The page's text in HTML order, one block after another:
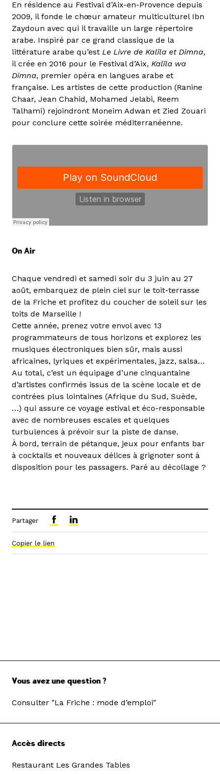
En résidence au Festival d’Aix-en-Provence depuis
2009, il fonde le chœur amateur multiculturel Ibn
Zaydoun avec qui il travaille un large répertoire
arabe. Inspiré par ce grand classique de la
littérature arabe qu’est Le Livre de Kalîla et Dimna,
il crée en 2016 pour le Festival d’Aix, Kalîla wa
Dimna, premier opéra en langues arabe et
française. Les artistes de cette production (Ranine
Chaar, Jean Chahid, Mohamed Jelabi, Reem
Talhami) rejoindront Moneim Adwan et Zied Zouari
pour conclure cette soirée méditerranéenne.
On Air
Chaque vendredi et samedi soir du 3 juin au 27
août, embarquez de plein ciel sur le toit-terrasse
de la Friche et profitez du coucher de soleil sur les
toits de Marseille !
Cette année, prenez votre envol avec 13
programmateurs de tous horizons et explorez les
musiques électroniques bien sûr, mais aussi
africaines, lyriques et expérimentales, jazz, salsa…
Au total, c’est un équipage d’une cinquantaine
d’artistes confirmés issus de la scène locale et de
contrées plus lointaines (Afrique du Sud, Suède,
…) qui assure ce voyage estival et éco-responsable
avec de nombreuses escales et quelques
turbulences à prévoir sur la piste de danse.
À bord, terrain de pétanque, jeux pour enfants bar
à cocktails et nouveaux délices à grignoter sont à
disposition pour les passagers. Paré au décollage ?
Partager
Copier le lien
Vous avez une question ?
Consulter "La Friche : mode d’emploi"
Accès directs
Restaurant Les Grandes Tables